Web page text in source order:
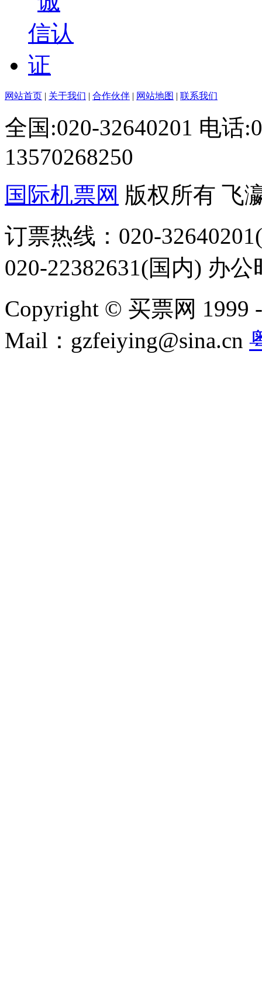
网站首页 | 关于我们 | 合作伙伴 | 网站地图 | 联系我们
全国:020-32640201 电话
13570268250
国际机票网 版权所有 飞
订票热线：020-
020-22382631(国内) 办
Copyright © 买票网 1999
Mail：gzfeiying@sina.cn